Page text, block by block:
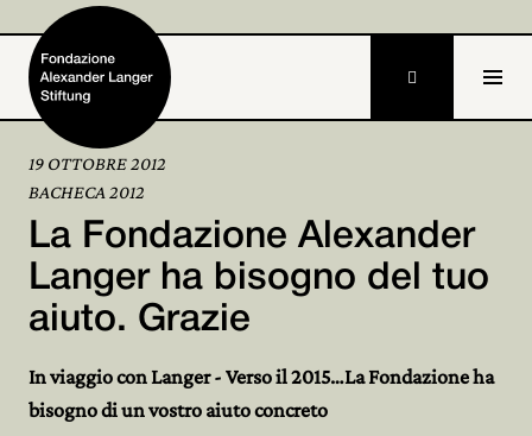
Home
Fondazione
Attività e progetti
Alexander Langer 
Archivio

19 OTTOBRE 2012
BACHECA 2012
La Fondazione Alexander
Langer ha bisogno del tuo
aiuto. Grazie
In viaggio con Langer - Verso il 2015…La Fondazione ha
bisogno di un vostro aiuto concreto